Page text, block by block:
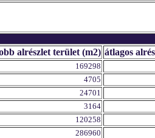
alrészlet terület (m2) átlagos
169298
4705
24701
3164
120258
286960